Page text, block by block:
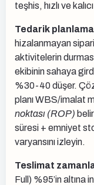
teşhis, hızlı ve
Tedarik
hizalanmayan
aktivitelerin
ekibinin sahaya
%30-40 düşer.
planı WBS/imalat
noktası (ROP)
süresi + emniyet
varyansını izleyin.
Teslimat
Full) %95’in altına